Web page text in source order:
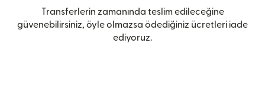
Transferlerin zamanında teslim edileceğine
güvenebilirsiniz, öyle olmazsa ödediğiniz ücretleri iade
ediyoruz.